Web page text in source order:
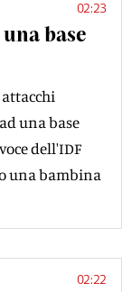
02:23
base
una base
dell'IDF
una bambina
02:22